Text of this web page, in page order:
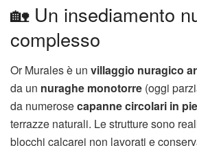
🏡 Un insediamento
complesso
Or Murales è un villaggio nuragico
da un nuraghe monotorre (oggi
da numerosecapanne circolari in
terrazze naturali. Le strutture sono
blocchi calcarei non lavorati e